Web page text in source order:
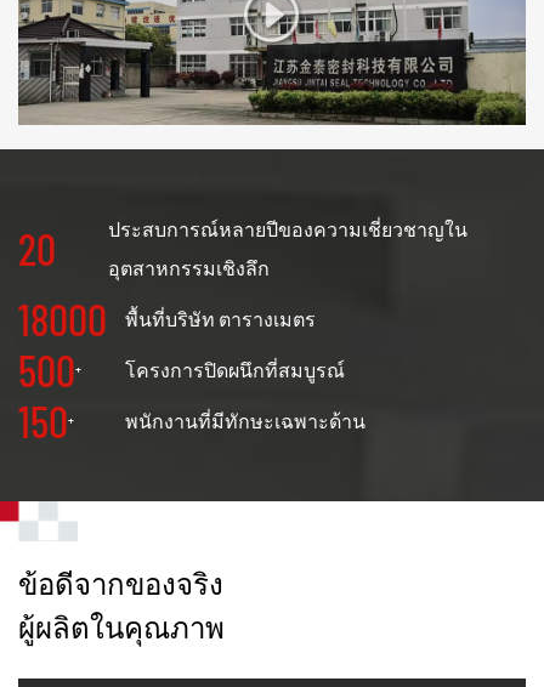
20
ประสบการณ์หลายปีของความเชี่ยวชาญใน
อุตสาหกรรมเชิงลึก
18000 พื้นที่บริษัท ตารางเมตร
500+ โครงการปิดผนึกที่สมบูรณ์
150+ พนักงานที่มีทักษะเฉพาะด้าน
ข้อดีจากของจริง
ผู้ผลิตในคุณภาพ